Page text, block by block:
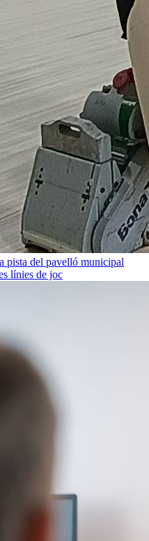
pista del pavelló municipal
línies de joc